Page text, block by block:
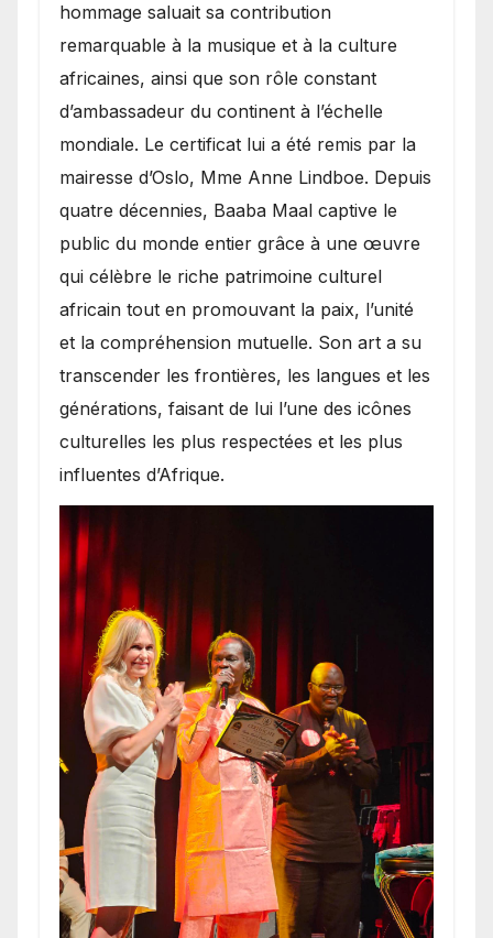
hommage saluait sa contribution
remarquable à la musique et à la culture
africaines, ainsi que son rôle constant
d’ambassadeur du continent à l’échelle
mondiale. Le certificat lui a été remis par la
mairesse d’Oslo, Mme Anne Lindboe. Depuis
quatre décennies, Baaba Maal captive le
public du monde entier grâce à une œuvre
qui célèbre le riche patrimoine culturel
africain tout en promouvant la paix, l’unité
et la compréhension mutuelle. Son art a su
transcender les frontières, les langues et les
générations, faisant de lui l’une des icônes
culturelles les plus respectées et les plus
influentes d’Afrique.